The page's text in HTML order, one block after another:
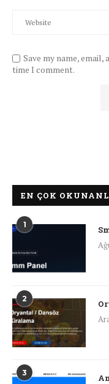
Save my name,
time I comment.
EN ÇOK
1
2
3